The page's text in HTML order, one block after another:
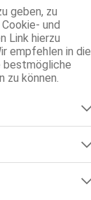
geben, zu
und
Link hierzu
empfehlen in die
bestmögliche
zu können.
für den Betrieb
richtig
der
zu